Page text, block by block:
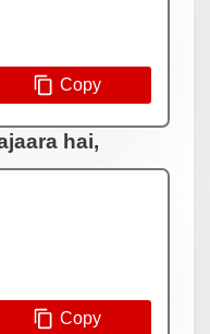
Copy
hai,
Copy